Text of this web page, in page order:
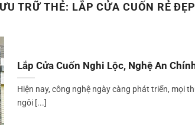
TRỮ THẺ: LẮP CỬA CUỐN RẺ
Lắp Cửa Cuốn Nghi Lộc, Nghệ An
Hiện nay, công nghệ ngày càng phát triển, mọi
ngôi [...]